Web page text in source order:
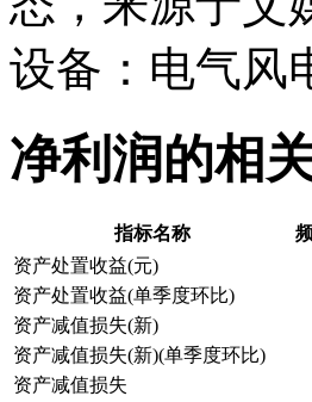
设备：电气风
净利润的相
指标名称
资产处置收益(元)
资产处置收益(单季度环比)
资产减值损失(新)
资产减值损失(新)(单季度环比)
资产减值损失